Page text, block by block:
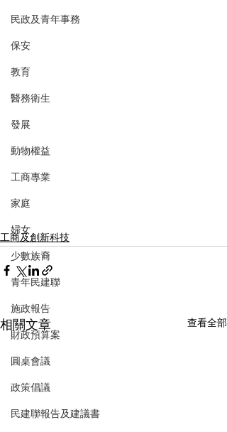
民政及青年事務
保安
教育
醫務衛生
發展
動物權益
工商專業
家庭
婦女
少數族裔
青年民建聯
施政報告
財政預算案
圓桌會議
政策倡議
民建聯報告及建議書
工商及創新科技
相關文章 查看全部